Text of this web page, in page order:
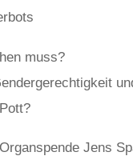
muss?
Jens